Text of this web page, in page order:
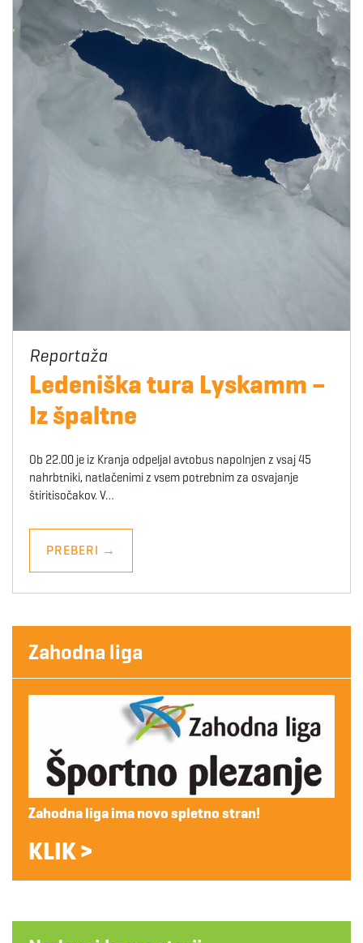
Ledeniška tura Lyskamm –
Iz špaltne
Ob 22.00 je iz Kranja odpeljal avtobus napolnjen z vsaj 45
nahrbtniki, natlačenimi z vsem potrebnim za osvajanje
štiritisočakov. V…
PREBERI →
Zahodna liga
Zahodna liga ima novo spletno stran!
KLIK >